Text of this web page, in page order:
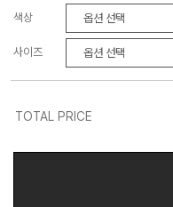
색상
사이즈
TOTAL PRICE